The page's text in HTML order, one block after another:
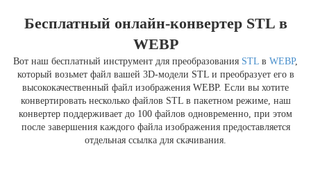
Бесплатный онлайн-конвертер STL в
WEBP
Вот наш бесплатный инструмент для преобразования STL в WEBP,
который возьмет файл вашей 3D-модели STL и преобразует его в
высококачественный файл изображения WEBP. Если вы хотите
конвертировать несколько файлов STL в пакетном режиме, наш
конвертер поддерживает до 100 файлов одновременно, при этом
после завершения каждого файла изображения предоставляется
отдельная ссылка для скачивания.